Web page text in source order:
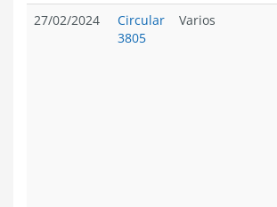
27/02/2024
Circular
3805
Varios